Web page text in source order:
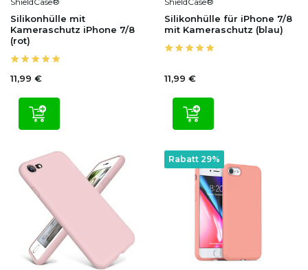
Silikonhülle mit
Kameraschutz iPhone 7/8
(rot)
11,99 €
Silikonhülle für iPhone 7/8
mit Kameraschutz (blau)
11,99 €
Rabatt 29%